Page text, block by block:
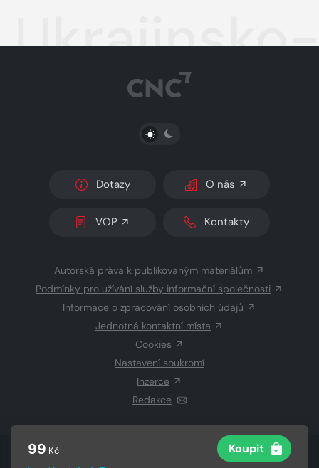
99 Kč Koupit
PŘEPNOUT SVĚTLÝ/TMAVÝ REŽIM
Dotazy O nás
VOP Kontakty
Autorská práva k publikovaným materiálům
Podmínky pro užívání služby informační společnosti
Informace o zpracování osobních údajů
Jednotná kontaktní místa
Cookies
Nastavení soukromí
Inzerce
Redakce
© 2026 Copyright CZECH NEWS CENTER a.s.a dodavatelé